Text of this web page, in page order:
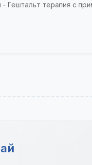
Гештальт терапия с